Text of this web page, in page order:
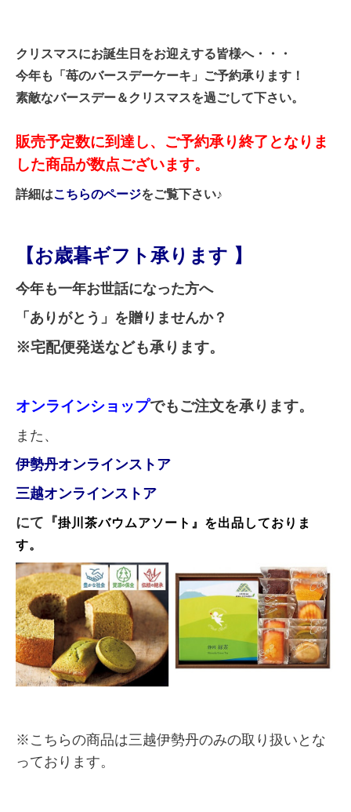
クリスマスにお誕生日をお迎えする皆様へ・・・
今年も「苺のバースデーケーキ」ご予約承ります！
素敵なバースデー＆クリスマスを過ごして下さい。
販売予定数に到達し、ご予約承り終了となりま
した商品が数点ございます。
詳細はこちらのページをご覧下さい♪
【お歳暮ギフト承ります 】
今年も一年お世話になった方へ
「ありがとう」を贈りませんか？
※宅配便発送なども承ります。
オンラインショップでもご注文を承ります。
また、
伊勢丹オンラインストア
三越オンラインストア
にて『掛川茶バウムアソート』を出品しておりま
す。
※こちらの商品は三越伊勢丹のみの取り扱いとな
っております。